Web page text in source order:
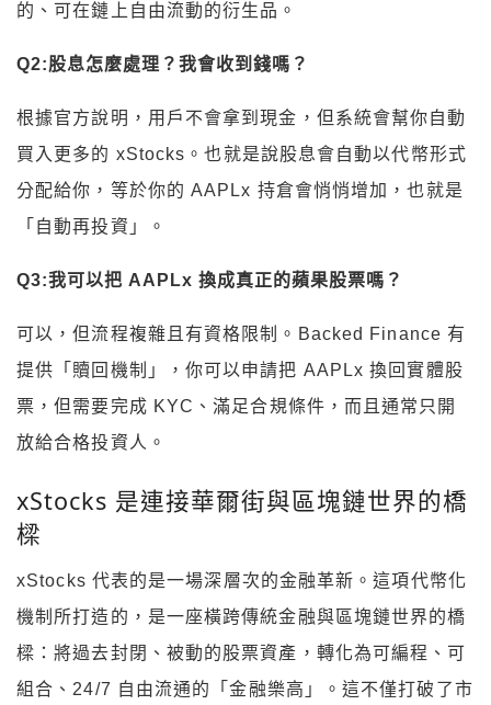
的、可在鏈上自由流動的衍生品。
Q2:股息怎麼處理？我會收到錢嗎？
根據官方說明，用戶不會拿到現金，但系統會幫你自動
買入更多的 xStocks。也就是說股息會自動以代幣形式
分配給你，等於你的 AAPLx 持倉會悄悄增加，也就是
「自動再投資」。
Q3:我可以把 AAPLx 換成真正的蘋果股票嗎？
可以，但流程複雜且有資格限制。Backed Finance 有
提供「贖回機制」，你可以申請把 AAPLx 換回實體股
票，但需要完成 KYC、滿足合規條件，而且通常只開
放給合格投資人。
xStocks 是連接華爾街與區塊鏈世界的橋
樑
xStocks 代表的是一場深層次的金融革新。這項代幣化
機制所打造的，是一座橫跨傳統金融與區塊鏈世界的橋
樑：將過去封閉、被動的股票資產，轉化為可編程、可
組合、24/7 自由流通的「金融樂高」。這不僅打破了市